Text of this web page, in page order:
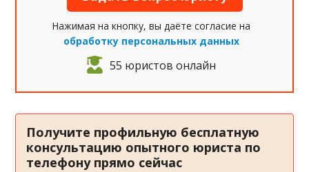
Нажимая на кнопку, вы даёте согласие на
обработку персональных данных
55 юристов онлайн
Получите профильную бесплатную
консультацию опытного юриста по
телефону прямо сейчас